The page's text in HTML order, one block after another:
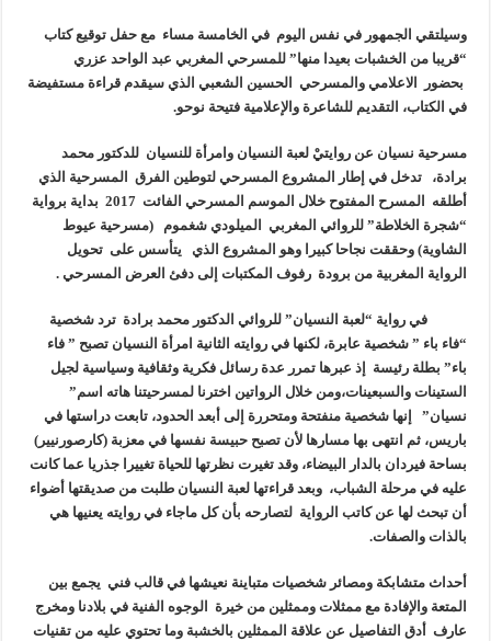
وسيلتقي الجمهور في نفس اليوم في الخامسة مساء مع حفل توقيع كتاب
“قريبا من الخشبات بعيدا منها” للمسرحي المغربي عبد الواحد عزري
بحضور الاعلامي والمسرحي الحسين الشعبي الذي سيقدم قراءة مستفيضة
في الكتاب، التقديم للشاعرة والإعلامية فتيحة نوحو.
مسرحية نسيان عن روايتيْ لعبة النسيان وامرأة للنسيان للدكتور محمد
برادة، تدخل في إطار المشروع المسرحي لتوطين الفرق المسرحية الذي
أطلقه المسرح المفتوح خلال الموسم المسرحي الفائت 2017 بداية برواية
“شجرة الخلاطة” للروائي المغربي الميلودي شغموم (مسرحية عيوط
الشاوية) وحققت نجاحا كبيرا وهو المشروع الذي يتأسس على تحويل
الرواية المغربية من برودة رفوف المكتبات إلى دفئ العرض المسرحي .
في رواية “لعبة النسيان” للروائي الدكتور محمد برادة ترد شخصية
“فاء باء ”شخصية عابرة، لكنها في روايته الثانية امرأة النسيان تصبح ” فاء
باء” بطلة رئيسة إذ عبرها تمرر عدة رسائل فكرية وثقافية وسياسية لجيل
الستينات والسبعينات،ومن خلال الرواتين اخترنا لمسرحيتنا هاته اسم”
نسيان” إنها شخصية منفتحة ومتحررة إلى أبعد الحدود، تابعت دراستها في
باريس، ثم انتهى بها مسارها لأن تصبح حبيسة نفسها في معزبة (كارصورنيير)
بساحة فيردان بالدار البيضاء، وقد تغيرت نظرتها للحياة تغييرا جذريا عما كانت
عليه في مرحلة الشباب، وبعد قراءتها لعبة النسيان طلبت من صديقتها أضواء
أن تبحث لها عن كاتب الرواية لتصارحه بأن كل ماجاء في روايته يعنيها هي
بالذات والصفات.
أحداث متشابكة ومصائر شخصيات متباينة نعيشها في قالب فني يجمع بين
المتعة والإفادة مع ممثلات وممثلين من خيرة الوجوه الفنية في بلادنا ومخرج
عارف أدق التفاصيل عن علاقة الممثلين بالخشبة وما تحتوي عليه من تقنيات